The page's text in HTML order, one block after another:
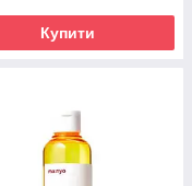
Купити